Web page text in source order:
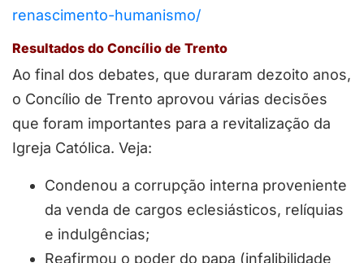
renascimento-humanismo/
Resultados do Concílio de Trento
Ao final dos debates, que duraram dezoito anos,
o Concílio de Trento aprovou várias decisões
que foram importantes para a revitalização da
Igreja Católica. Veja:
Condenou a corrupção interna proveniente
da venda de cargos eclesiásticos, relíquias
e indulgências;
Reafirmou o poder do papa (infalibilidade